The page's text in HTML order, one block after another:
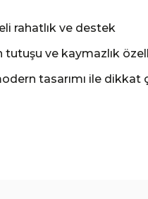
rahatlık ve destek
tutuşu ve kaymazlık
tasarımı ile dikkat